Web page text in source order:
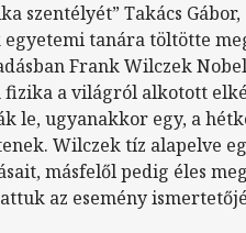
szentélyét” Takács Gábor,
tanára töltötte
Frank Wilczek
a világról alkotott
le, ugyanakkor egy, a
Wilczek tíz alapelve
másfelől pedig éles
az esemény